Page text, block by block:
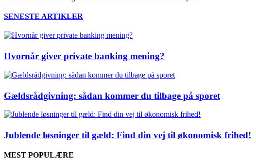
SENESTE ARTIKLER
Hvornår giver private banking mening?
Gældsrådgivning: sådan kommer du tilbage på sporet
Jublende løsninger til gæld: Find din vej til økonomisk frihed!
MEST POPULÆRE